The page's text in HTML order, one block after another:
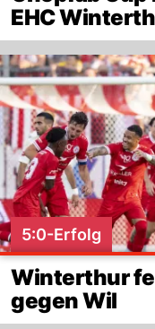
EHC
5:0-Erfolg
Winterthur
gegen Wil